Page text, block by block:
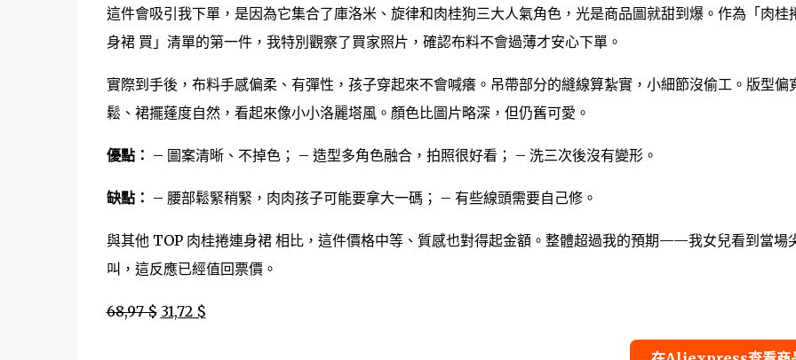
這件會吸引我下單，是因為它集合了庫洛米、旋律和肉桂狗三大人氣角色，光是商品圖就甜到爆。作為「肉桂
身裙 買」清單的第一件，我特別觀察了買家照片，確認布料不會過薄才安心下單。
實際到手後，布料手感偏柔、有彈性，孩子穿起來不會喊癢。吊帶部分的縫線算紮實，小細節沒偷工。版型偏
鬆、裙擺蓬度自然，看起來像小小洛麗塔風。顏色比圖片略深，但仍舊可愛。
優點： – 圖案清晰、不掉色； – 造型多角色融合，拍照很好看； – 洗三次後沒有變形。
缺點： – 腰部鬆緊稍緊，肉肉孩子可能要拿大一碼； – 有些線頭需要自己修。
與其他 TOP 肉桂捲連身裙 相比，這件價格中等、質感也對得起金額。整體超過我的預期——我女兒看到當場
叫，這反應已經值回票價。
68,97 $ 31,72 $